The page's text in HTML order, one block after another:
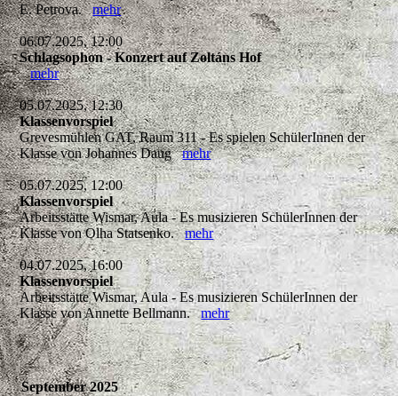
E. Petrova.mehr
06.07.2025, 12:00
Schlagsophon - Konzert auf Zoltáns Hof
mehr
05.07.2025, 12:30
Klassenvorspiel
Grevesmühlen GAT, Raum 311 - Es spielen SchülerInnen der
Klasse von Johannes Daugmehr
05.07.2025, 12:00
Klassenvorspiel
Arbeitsstätte Wismar, Aula - Es musizieren SchülerInnen der
Klasse von Olha Statsenko.mehr
04.07.2025, 16:00
Klassenvorspiel
Arbeitsstätte Wismar, Aula - Es musizieren SchülerInnen der
Klasse von Annette Bellmann.mehr
September 2025